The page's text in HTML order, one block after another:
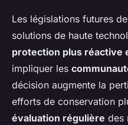
Les législations futures
solutions de haute
protection plus réactive
impliquer les
décision augmente la
efforts de conservation
évaluation régulière des